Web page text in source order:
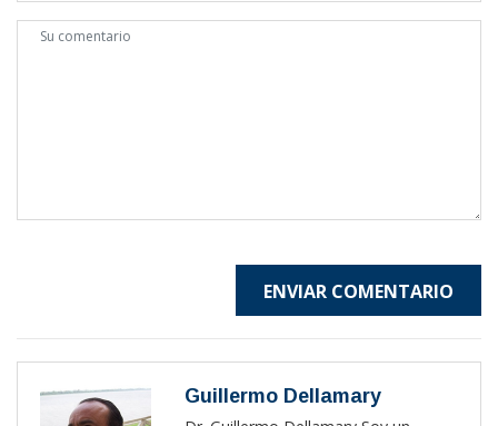
ENVIAR COMENTARIO
Guillermo Dellamary